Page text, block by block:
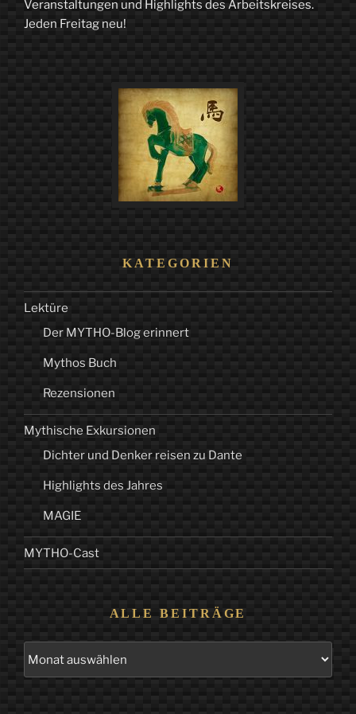
Veranstaltungen und Highlights des Arbeitskreises.
Jeden Freitag neu!
KATEGORIEN
Lektüre
Der MYTHO-Blog erinnert
Mythos Buch
Rezensionen
Mythische Exkursionen
Dichter und Denker reisen zu Dante
Highlights des Jahres
MAGIE
MYTHO-Cast
ALLE BEITRÄGE